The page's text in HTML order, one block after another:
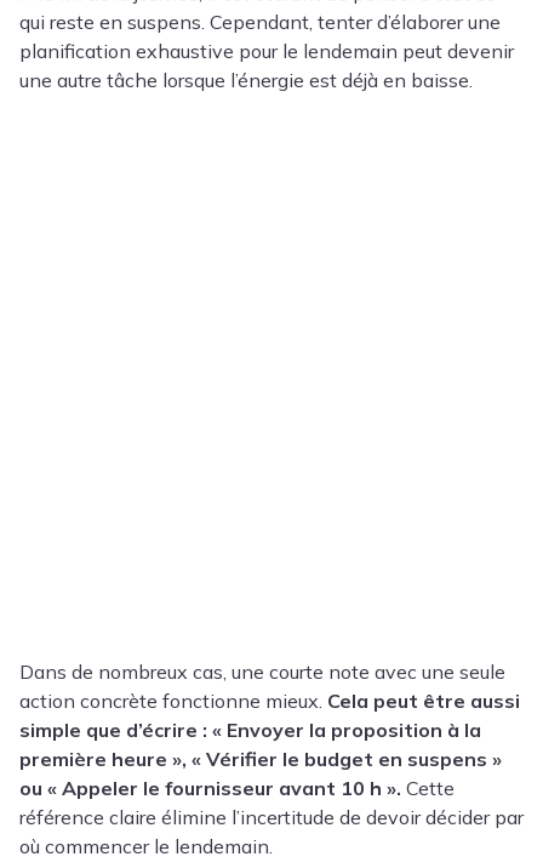
qui reste en suspens. Cependant, tenter d’élaborer une
planification exhaustive pour le lendemain peut devenir
une autre tâche lorsque l’énergie est déjà en baisse.
Dans de nombreux cas, une courte note avec une seule
action concrète fonctionne mieux. Cela peut être aussi
simple que d’écrire : « Envoyer la proposition à la
première heure », « Vérifier le budget en suspens »
ou « Appeler le fournisseur avant 10 h ». Cette
référence claire élimine l’incertitude de devoir décider par
où commencer le lendemain.